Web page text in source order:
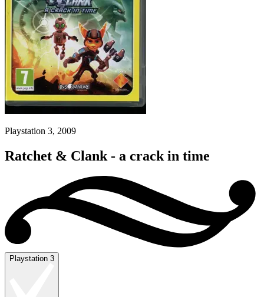
Playstation 3, 2009
Ratchet & Clank - a crack in time
Playstation 3